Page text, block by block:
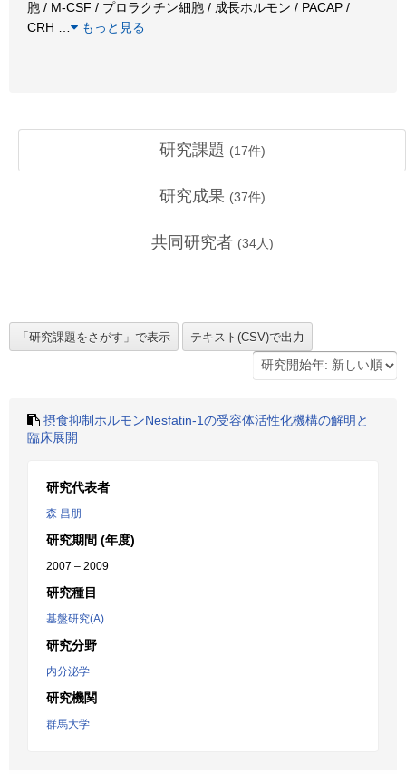
胞 / M-CSF / プロラクチン細胞 / 成長ホルモン / PACAP /
CRH
もっと見る
研究課題 (17件)
研究成果 (37件)
共同研究者 (34人)
摂食抑制ホルモンNesfatin-1の受容体活性化機構の解明と
臨床展開
研究代表者
森 昌朋
研究期間 (年度)
2007 – 2009
研究種目
基盤研究(A)
研究分野
内分泌学
研究機関
群馬大学